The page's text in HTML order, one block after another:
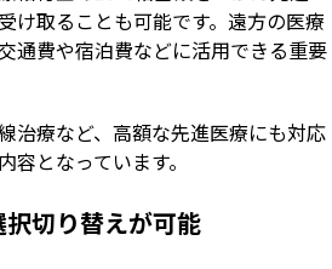
け取ることも可能です。遠方の医療
通費や宿泊費などに活用できる重要
治療など、高額な先進医療にも対応
容となっています。
切り替えが可能